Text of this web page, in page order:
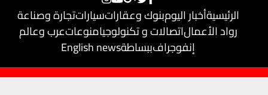
الرئيسيةأخبار اليومبنوك وعقاراتسياراتتجارة وصناعة
رواد الأعمالاتصالات و تكنولوجيامنوعاتعرب وعالم
إنفوجرافببساطةEnglish news
حقوق النشر محفوظة لـيلا بيزنس© 2018